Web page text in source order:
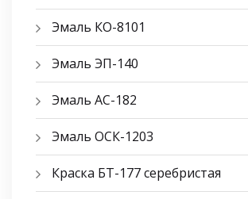
Эмаль КО-8101
Эмаль ЭП-140
Эмаль АС-182
Эмаль ОСК-1203
Краска БТ-177 серебристая